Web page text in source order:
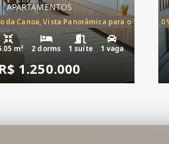
Cap
APARTAMENTOS
da Canoa, Vista Panorâmica para o Mar, 2
m² 2 dorms 1 suíte 1 vaga
1.250.000